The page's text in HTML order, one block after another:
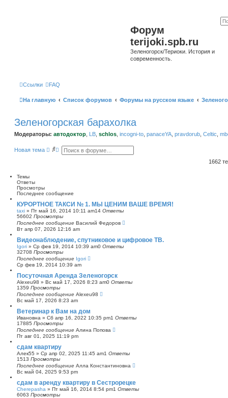
Форум
terijoki.spb.ru
Зеленогорск/Териоки. История и
современность.
Ссылки FAQ
На главную Список форумов Форумы на русском языке
Зеленогорская барахолка
Модераторы: автодоктор LB schlos incogni-to panaceYA pravdorub Celtic
Новая тема
П Р
н
ы
й
п
о
и
к
1662
Темы
Ответы
Просмотры
Последнее сообщение
КУРОРТНОЕ ТАКСИ № 1. МЫ ЦЕНИМ ВАШЕ ВРЕМЯ!
taxi » Пт май 16, 2014 10:11 am14 Ответы
56602 Просмотры
Последнее сообщение Василий Федоров
Вт апр 07, 2026 12:16 am
Видеонаблюдение, спутниковое и цифровое ТВ.
Igori » Ср фев 19, 2014 10:39 am0 Ответы
32708 Просмотры
Последнее сообщение Igori
Ср фев 19, 2014 10:39 am
Посуточная Аренда Зеленогорск
Alexeu98 » Вс май 17, 2026 8:23 am0 Ответы
1359 Просмотры
Последнее сообщение Alexeu98
Вс май 17, 2026 8:23 am
Ветеринар к Вам на дом
Ивановна » Сб апр 16, 2022 10:35 pm1 Ответы
17885 Просмотры
Последнее сообщение Алина Попова
Пт авг 01, 2025 11:19 pm
сдам квартиру
Алек55 » Ср апр 02, 2025 11:45 am1 Ответы
1513 Просмотры
Последнее сообщение Алла Константиновна
Вс май 04, 2025 9:53 pm
сдам в аренду квартиру в Сестрорецке
Cherepasha » Пт май 16, 2014 8:54 pm1 Ответы
6063 Просмотры